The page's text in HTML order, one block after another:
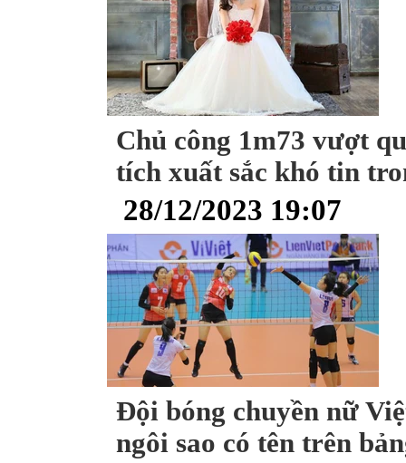
Chủ công 1m73 vượt
tích xuất sắc khó tin
28/12/2023 19:07
Đội bóng chuyền nữ
ngôi sao có tên trên